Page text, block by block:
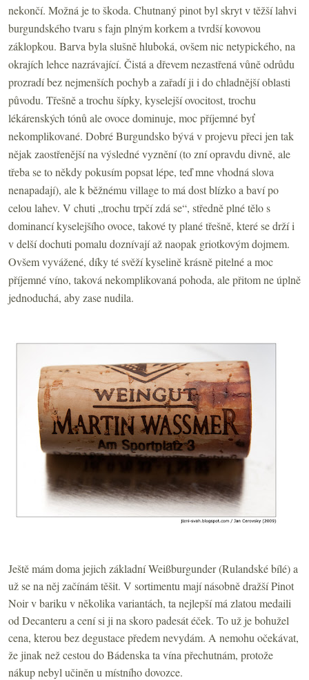
nekončí. Možná je to škoda. Chutnaný pinot byl skryt v těžší lahvi
burgundského tvaru s fajn plným korkem a tvrdší kovovou
záklopkou. Barva byla slušně hluboká, ovšem nic netypického, na
okrajích lehce nazrávající. Čistá a dřevem nezastřená vůně odrůdu
prozradí bez nejmenších pochyb a zařadí ji i do chladnější oblasti
původu. Třešně a trochu šípky, kyselejší ovocitost, trochu
lékárenských tónů ale ovoce dominuje, moc příjemné byť
nekomplikované. Dobré Burgundsko bývá v projevu přeci jen tak
nějak zaostřenější na výsledné vyznění (to zní opravdu divně, ale
třeba se to někdy pokusím popsat lépe, teď mne vhodná slova
nenapadají), ale k běžnému village to má dost blízko a baví po
celou lahev. V chuti „trochu trpčí zdá se“, středně plné tělo s
dominancí kyselejšího ovoce, takové ty plané třešně, které se drží i
v delší dochuti pomalu doznívají až naopak griotkovým dojmem.
Ovšem vyvážené, díky té svěží kyselině krásně pitelné a moc
příjemné víno, taková nekomplikovaná pohoda, ale přitom ne úplně
jednoduchá, aby zase nudila.
Ještě mám doma jejich základní Weißburgunder (Rulandské bílé) a
už se na něj začínám těšit. V sortimentu mají násobně dražší Pinot
Noir v bariku v několika variantách, ta nejlepší má zlatou medaili
od Decanteru a cení si ji na skoro padesát éček. To už je bohužel
cena, kterou bez degustace předem nevydám. A nemohu očekávat,
že jinak než cestou do Bádenska ta vína přechutnám, protože
nákup nebyl učiněn u místního dovozce.